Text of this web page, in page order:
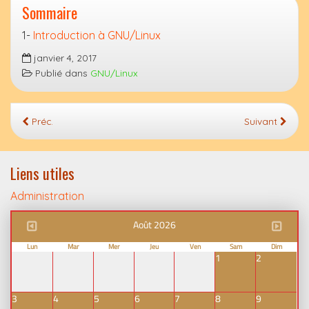
Sommaire
1- Introduction à GNU/Linux
janvier 4, 2017
Publié dans GNU/Linux
Préc. Suivant
Liens utiles
Administration
Août 2026
Lun Mar Mer Jeu Ven Sam Dim
1 2
3 4 5 6 7 8 9